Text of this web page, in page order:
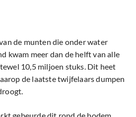
de munten die onder water
kwam meer dan de helft van alle
10,5 miljoen stuks. Dit heet
de laatste twijfelaars dumpen